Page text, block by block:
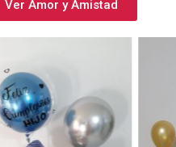
Ver Amor y Amistad